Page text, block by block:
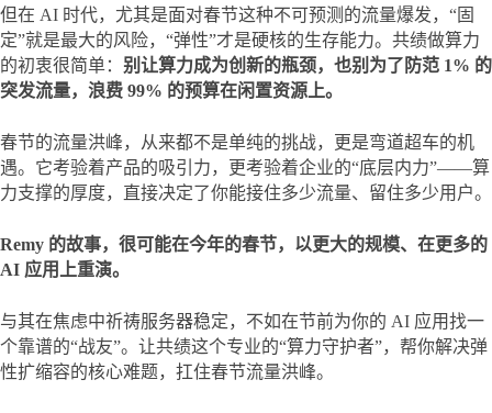
但在 AI 时代，尤其是面对春节这种不可预测的流量爆发，“固
定”就是最大的风险，“弹性”才是硬核的生存能力。共绩做算力
的初衷很简单： 别让算力成为创新的瓶颈，也别为了防范 1% 的
突发流量，浪费 99% 的预算在闲置资源上。
春节的流量洪峰，从来都不是单纯的挑战，更是弯道超车的机
遇。它考验着产品的吸引力，更考验着企业的“底层内力”——算
力支撑的厚度，直接决定了你能接住多少流量、留住多少用户。
Remy 的故事，很可能在今年的春节，以更大的规模、在更多的
AI 应用上重演。
与其在焦虑中祈祷服务器稳定，不如在节前为你的 AI 应用找一
个靠谱的“战友”。让共绩这个专业的“算力守护者”，帮你解决弹
性扩缩容的核心难题，扛住春节流量洪峰。